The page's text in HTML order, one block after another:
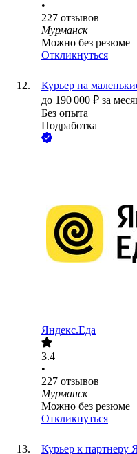
•
227 отзывов
Мурманск
Можно без резюме
Откликнуться
Курьер на
до 190 000 ₽ за
Без опыта
Подработка
Яндекс.Еда
3.4
•
227 отзывов
Мурманск
Можно без резюме
Откликнуться
Курьер к партнеру